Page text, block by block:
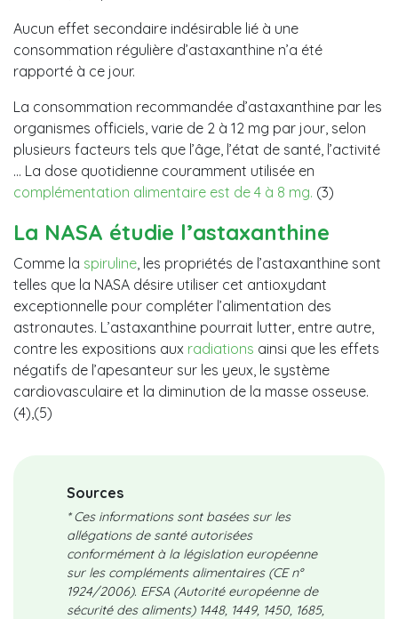
Aucun effet secondaire indésirable lié à une
consommation régulière d’astaxanthine n’a été
rapporté à ce jour.
La consommation recommandée d’astaxanthine par les
organismes officiels, varie de 2 à 12 mg par jour, selon
plusieurs facteurs tels que l’âge, l’état de santé, l’activité
… La dose quotidienne couramment utilisée en
complémentation alimentaire est de 4 à 8 mg. (3)
La NASA étudie l’astaxanthine
Comme la spiruline , les propriétés de l’astaxanthine sont
telles que la NASA désire utiliser cet antioxydant
exceptionnelle pour compléter l’alimentation des
astronautes. L’astaxanthine pourrait lutter, entre autre,
contre les expositions aux radiations ainsi que les effets
négatifs de l’apesanteur sur les yeux, le système
cardiovasculaire et la diminution de la masse osseuse.
(4),(5)
Sources
* Ces informations sont basées sur les
allégations de santé autorisées
conformément à la législation européenne
sur les compléments alimentaires (CE n°
1924/2006). EFSA (Autorité européenne de
sécurité des aliments) 1448, 1449, 1450, 1685,